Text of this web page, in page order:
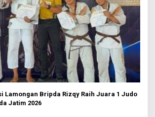
Lamongan Bripda Rizqy Raih Juara 1 Judo
Jatim 2026